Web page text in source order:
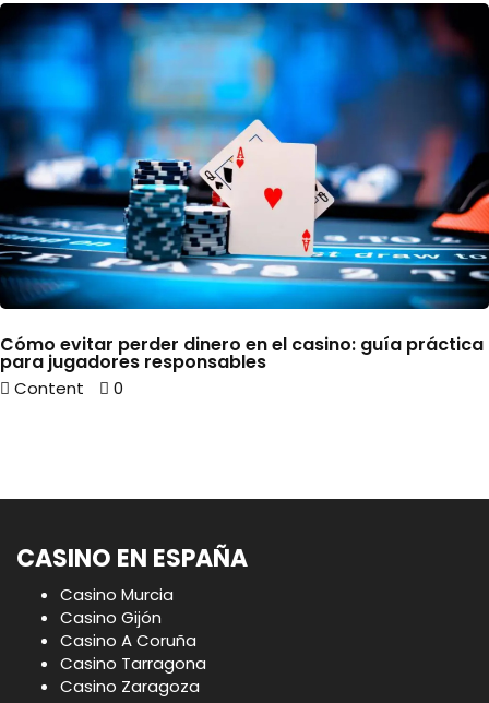
Cómo evitar perder dinero en el casino: guía práctica
para jugadores responsables
Content 0
CASINO EN ESPAÑA
Casino Murcia
Casino Gijón
Casino A Coruña
Casino Tarragona
Casino Zaragoza